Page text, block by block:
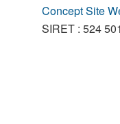
Concept Site
SIRET : 524